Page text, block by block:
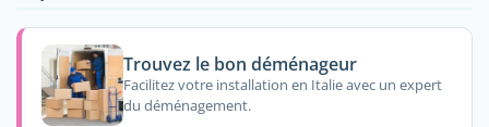
Trouvez le bon déménageur
Facilitez votre installation en Italie avec un expert
du déménagement.